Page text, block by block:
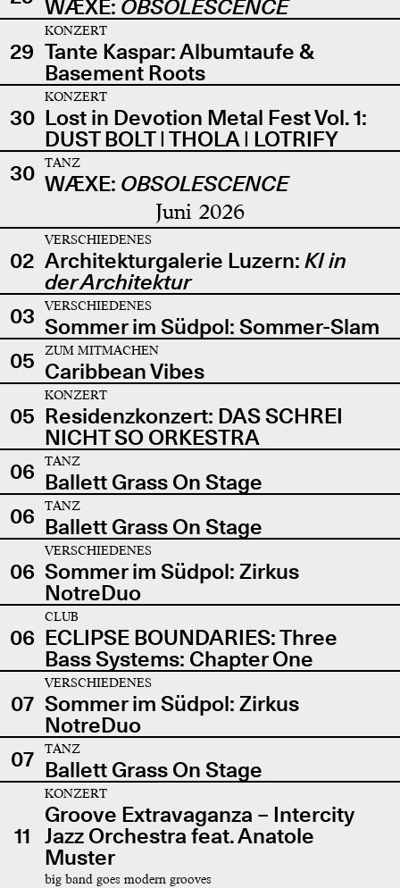
WÆXE: OBSOLESCENCE
29
KONZERT
Tante Kaspar: Albumtaufe &
Basement Roots
30
KONZERT
Lost in Devotion Metal Fest Vol. 1:
DUST BOLT | THOLA | LOTRIFY
30
TANZ
WÆXE: OBSOLESCENCE
Juni 2026
02
VERSCHIEDENES
Architekturgalerie Luzern: KI in
der Architektur
03
VERSCHIEDENES
Sommer im Südpol: Sommer-Slam
05
ZUM MITMACHEN
Caribbean Vibes
05
KONZERT
Residenzkonzert: DAS SCHREI
NICHT SO ORKESTRA
06
TANZ
Ballett Grass On Stage
06
TANZ
Ballett Grass On Stage
06
VERSCHIEDENES
Sommer im Südpol: Zirkus
NotreDuo
06
CLUB
ECLIPSE BOUNDARIES: Three
Bass Systems: Chapter One
07
VERSCHIEDENES
Sommer im Südpol: Zirkus
NotreDuo
07
TANZ
Ballett Grass On Stage
11
KONZERT
Groove Extravaganza – Intercity
Jazz Orchestra feat. Anatole
Muster
big band goes modern grooves